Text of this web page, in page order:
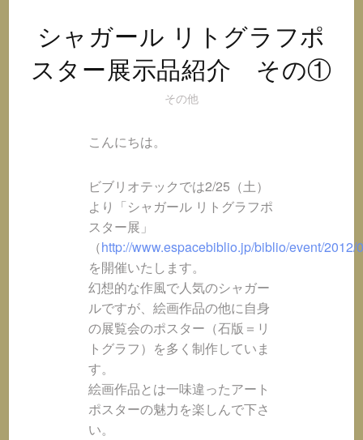
イ
ン
ス
タ
グ
シャガール リトグラフポ
スター展示品紹介 その①
その他
こんにちは。
ビブリオテックでは2/25（土）
より「シャガール リトグラフポ
スター展」
（http://www.espacebiblio.jp/biblio/event/2012/
を開催いたします。
幻想的な作風で人気のシャガー
ルですが、絵画作品の他に自身
の展覧会のポスター（石版＝リ
トグラフ）を多く制作していま
す。
絵画作品とは一味違ったアート
ポスターの魅力を楽しんで下さ
い。